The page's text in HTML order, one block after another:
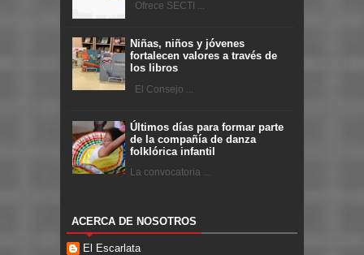
Ofrece SECTI ...
Niñas, niños y jóvenes
fortalecen valores a través de
los libros
El Consejo ...
Últimos días para formar parte
de la compañía de danza
folklórica infantil
La convocatoria ...
ACERCA DE NOSOTROS
El Escarlata